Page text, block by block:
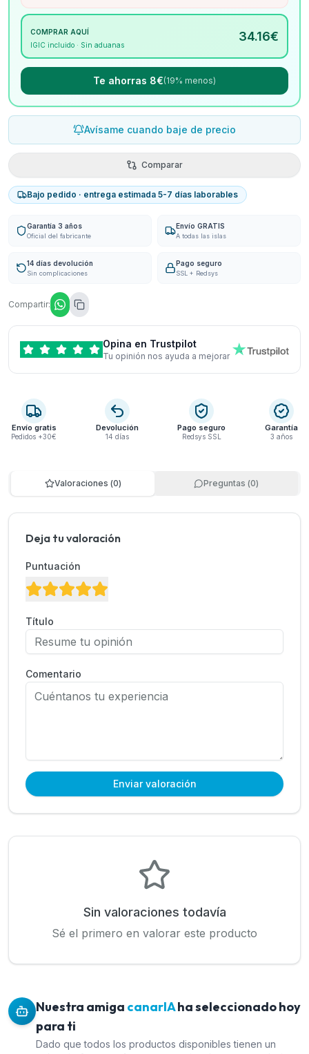
COMPRAR AQUÍ
IGIC incluido · Sin aduanas
34.16€
Te ahorras 8€(19% menos)
Avísame cuando baje de precio
Comparar
Bajo pedido · entrega estimada 5-7 días laborables
Garantía 3 años
Oficial del fabricante
Envío GRATIS
A todas las islas
14 días devolución
Sin complicaciones
Pago seguro
SSL + Redsys
Compartir:
Opina en Trustpilot
Tu opinión nos ayuda a mejorar
Envío gratis
Pedidos +30€
Devolución
14 días
Pago seguro
Redsys SSL
Garantía
3 años
Valoraciones (0) Preguntas (0)
Deja tu valoración
Puntuación
Título
Comentario
Enviar valoración
Sin valoraciones todavía
Sé el primero en valorar este producto
Nuestra amiga canarIAha seleccionado hoy
para ti
Dado que todos los productos disponibles tienen un